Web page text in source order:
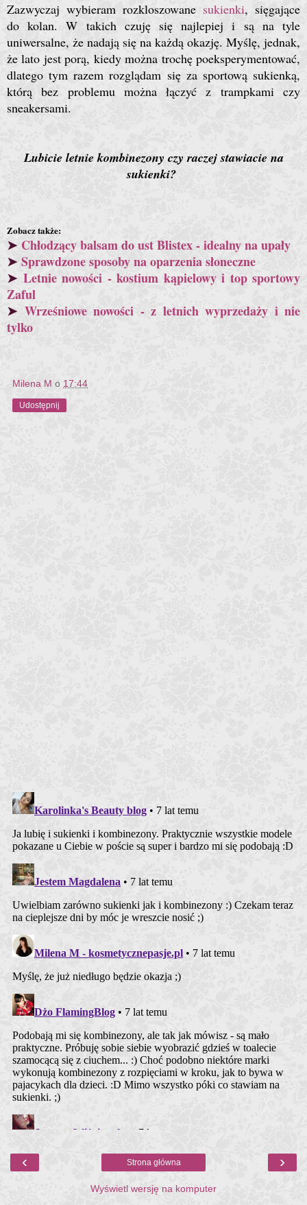
Zazwyczaj wybieram rozkloszowane sukienki, sięgające
do kolan. W takich czuję się najlepiej i są na tyle
uniwersalne, że nadają się na każdą okazję. Myślę, jednak,
że lato jest porą, kiedy można trochę poeksperymentować,
dlatego tym razem rozglądam się za sportową sukienką,
którą bez problemu można łączyć z trampkami czy
sneakersami.
Lubicie letnie kombinezony czy raczej stawiacie na
sukienki?
Zobacz także:
➤ Chłodzący balsam do ust Blistex - idealny na upały
➤ Sprawdzone sposoby na oparzenia słoneczne
➤ Letnie nowości - kostium kąpielowy i top sportowy
Zaful
➤ Wrześniowe nowości - z letnich wyprzedaży i nie
tylko
Milena M o 17:44
Udostępnij
‹ ›
Strona główna
Wyświetl wersję na komputer